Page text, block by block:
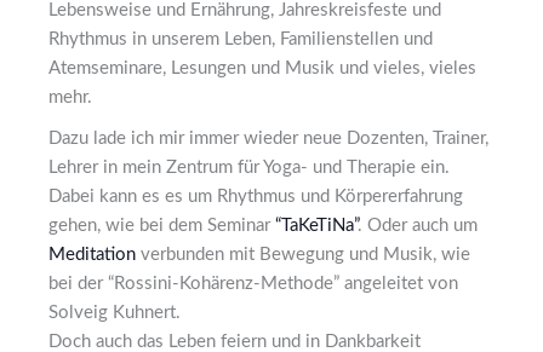
Lebensweise und Ernährung, Jahreskreisfeste und
Rhythmus in unserem Leben, Familienstellen und
Atemseminare, Lesungen und Musik und vieles, vieles
mehr.
Dazu lade ich mir immer wieder neue Dozenten, Trainer,
Lehrer in mein Zentrum für Yoga- und Therapie ein.
Dabei kann es es um Rhythmus und Körpererfahrung
gehen, wie bei dem Seminar “TaKeTiNa”. Oder auch um
Meditationverbunden mit Bewegung und Musik, wie
bei der “Rossini-Kohärenz-Methode” angeleitet von
Solveig Kuhnert.
Doch auch das Leben feiern und in Dankbarkeit